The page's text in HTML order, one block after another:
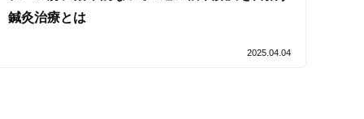
鍼灸治療とは
2025.04.04